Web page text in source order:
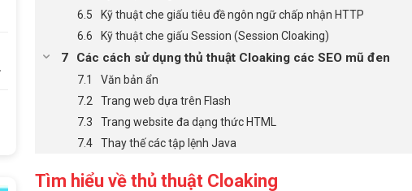
Kỹ thuật che giấu tiêu đề ngôn ngữ chấp nhận HTTP
Kỹ thuật che giấu Session (Session Cloaking)
Các cách sử dụng thủ thuật Cloaking các SEO mũ đen
Văn bản ẩn
Trang web dựa trên Flash
Trang website đa dạng thức HTML
Thay thế các tập lệnh Java
Tìm hiểu về thủ thuật Cloaking